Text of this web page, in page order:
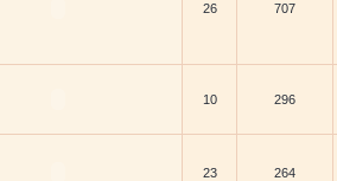
26 707
10 296
23 264